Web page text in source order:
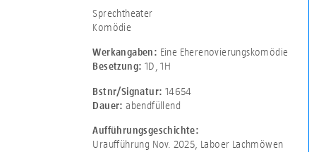
Sprechtheater
Komödie
Werkangaben: Eine Eherenovierungskomödie
Besetzung: 1D ,1H
Bstnr/Signatur: 14654
Dauer:abendfüllend
Aufführungsgeschichte:
Uraufführung Nov. 2025, Laboer Lachmöwen